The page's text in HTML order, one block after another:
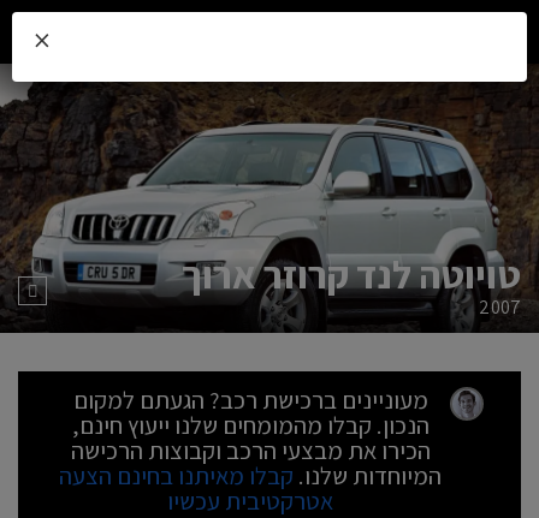
טויוטה לנד קרוזר ארוך
2007
מעוניינים ברכישת רכב? הגעתם למקום
הנכון. קבלו מהמומחים שלנו ייעוץ חינם,
הכירו את מבצעי הרכב וקבוצות הרכישה
המיוחדות שלנו. קבלו מאיתנו בחינם הצעה
אטרקטיבית עכשיו
×